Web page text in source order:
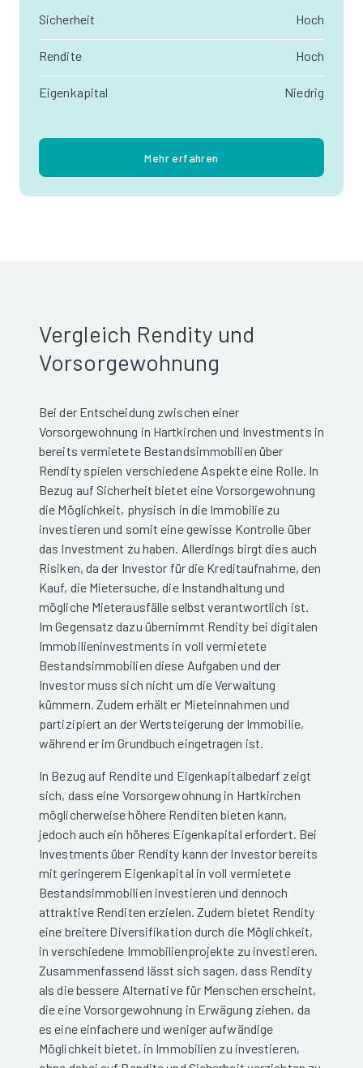
Sicherheit Hoch
Rendite Hoch
Eigenkapital Niedrig
Mehr erfahren
Vergleich Rendity und
Vorsorgewohnung
Bei der Entscheidung zwischen einer
Vorsorgewohnung in Hartkirchen und Investments in
bereits vermietete Bestandsimmobilien über
Rendity spielen verschiedene Aspekte eine Rolle. In
Bezug auf Sicherheit bietet eine Vorsorgewohnung
die Möglichkeit, physisch in die Immobilie zu
investieren und somit eine gewisse Kontrolle über
das Investment zu haben. Allerdings birgt dies auch
Risiken, da der Investor für die Kreditaufnahme, den
Kauf, die Mietersuche, die Instandhaltung und
mögliche Mieterausfälle selbst verantwortlich ist.
Im Gegensatz dazu übernimmt Rendity bei digitalen
Immobilieninvestments in voll vermietete
Bestandsimmobilien diese Aufgaben und der
Investor muss sich nicht um die Verwaltung
kümmern. Zudem erhält er Mieteinnahmen und
partizipiert an der Wertsteigerung der Immobilie,
während er im Grundbuch eingetragen ist.
In Bezug auf Rendite und Eigenkapitalbedarf zeigt
sich, dass eine Vorsorgewohnung in Hartkirchen
möglicherweise höhere Renditen bieten kann,
jedoch auch ein höheres Eigenkapital erfordert. Bei
Investments über Rendity kann der Investor bereits
mit geringerem Eigenkapital in voll vermietete
Bestandsimmobilien investieren und dennoch
attraktive Renditen erzielen. Zudem bietet Rendity
eine breitere Diversifikation durch die Möglichkeit,
in verschiedene Immobilienprojekte zu investieren.
Zusammenfassend lässt sich sagen, dass Rendity
als die bessere Alternative für Menschen erscheint,
die eine Vorsorgewohnung in Erwägung ziehen, da
es eine einfachere und weniger aufwändige
Möglichkeit bietet, in Immobilien zu investieren,